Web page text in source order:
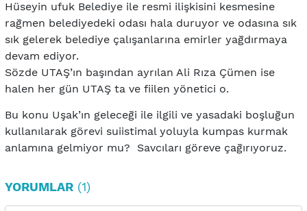
Hüseyin ufuk Belediye ile resmi ilişkisini kesmesine
rağmen belediyedeki odası hala duruyor ve odasına sık
sık gelerek belediye çalışanlarına emirler yağdırmaya
devam ediyor.
Sözde UTAŞ’ın başından ayrılan Ali Rıza Çümen ise
halen her gün UTAŞ ta ve fiilen yönetici o.
Bu konu Uşak’ın geleceği ile ilgili ve yasadaki boşluğun
kullanılarak görevi suiistimal yoluyla kumpas kurmak
anlamına gelmiyor mu? Savcıları göreve çağırıyoruz.
YORUMLAR (1)